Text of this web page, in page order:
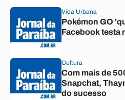
Vida Urbana
Pokémon GO
Facebook testa
Cultura
Com mais de
Snapchat,
do sucesso